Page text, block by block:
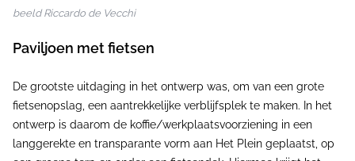
beeld Riccardo de Vecchi
Paviljoen met fietsen
De grootste uitdaging in het ontwerp was, om van een grote
fietsenopslag, een aantrekkelijke verblijfsplek te maken. In het
ontwerp is daarom de koffie/werkplaatsvoorziening in een
langgerekte en transparante vorm aan Het Plein geplaatst, op